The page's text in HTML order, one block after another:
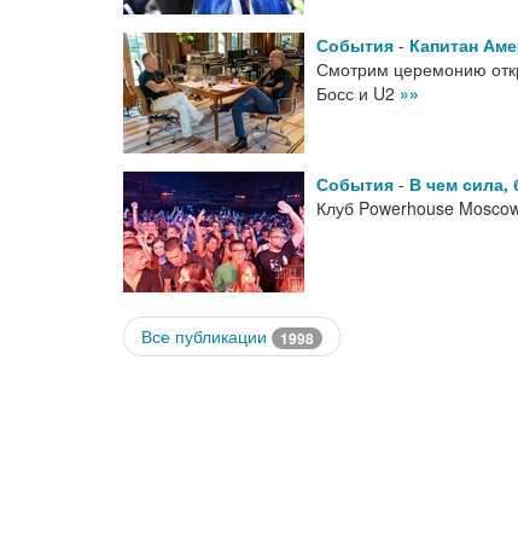
События - Капитан
Смотрим церемонию
Босс и U2 »»
События - В чем сила,
Клуб Powerhouse
Все публикации 1998